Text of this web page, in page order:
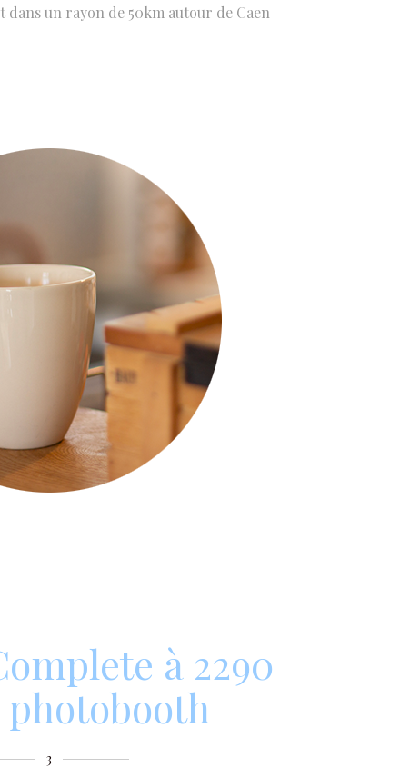
dans un rayon de 50km autour de Caen
à 2290
photobooth
3